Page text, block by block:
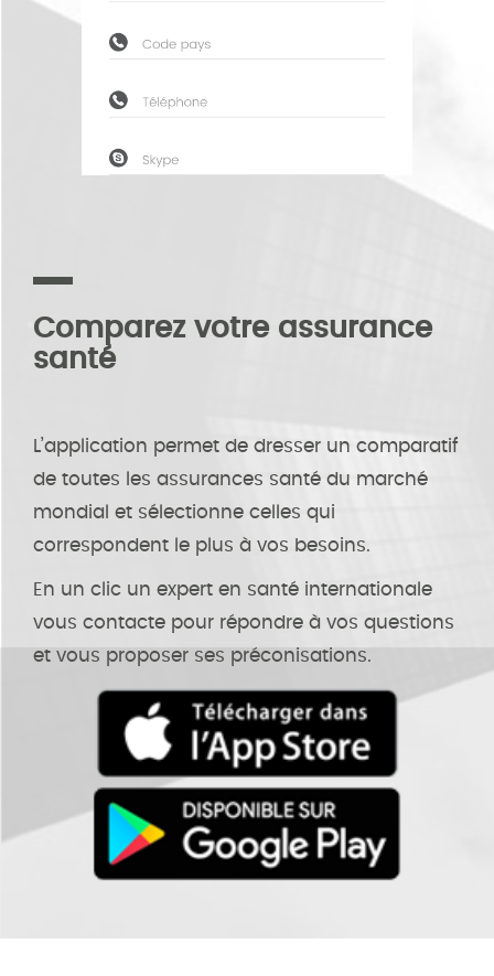
Comparez votre assurance
santé
L’application permet de dresser un comparatif
de toutes les assurances santé du marché
mondial et sélectionne celles qui
correspondent le plus à vos besoins.
En un clic un expert en santé internationale
vous contacte pour répondre à vos questions
et vous proposer ses préconisations.